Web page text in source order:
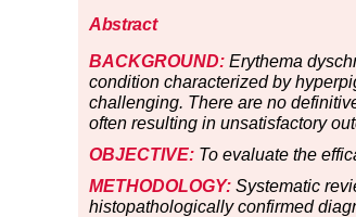
Abstract
BACKGROUND: Erythema
condition characterized by
challenging. There are no
often resulting in unsatisfactory
OBJECTIVE: To evaluate the
METHODOLOGY: Systematic
histopathologically confirmed